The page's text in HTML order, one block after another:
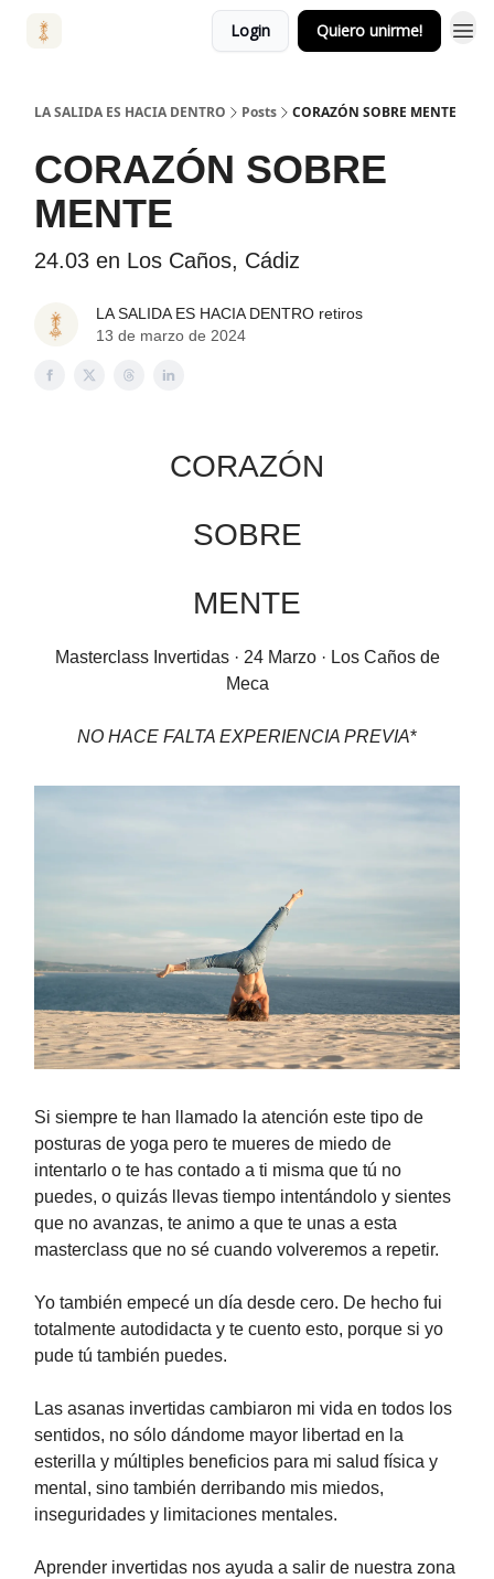
Login Quiero unirme!
LA SALIDA ES HACIA DENTRO Posts CORAZÓN SOBRE MENTE
CORAZÓN SOBRE
MENTE
24.03 en Los Caños, Cádiz
LA SALIDA ES HACIA DENTRO retiros
13 de marzo de 2024
CORAZÓN
SOBRE
MENTE
Masterclass Invertidas · 24 Marzo · Los Caños de
Meca
NO HACE FALTA EXPERIENCIA PREVIA*
Si siempre te han llamado la atención este tipo de
posturas de yoga pero te mueres de miedo de
intentarlo o te has contado a ti misma que tú no
puedes, o quizás llevas tiempo intentándolo y sientes
que no avanzas, te animo a que te unas a esta
masterclass que no sé cuando volveremos a repetir.
Yo también empecé un día desde cero. De hecho fui
totalmente autodidacta y te cuento esto, porque si yo
pude tú también puedes.
Las asanas invertidas cambiaron mi vida en todos los
sentidos, no sólo dándome mayor libertad en la
esterilla y múltiples beneficios para mi salud física y
mental, sino también derribando mis miedos,
inseguridades y limitaciones mentales.
Aprender invertidas nos ayuda a salir de nuestra zona